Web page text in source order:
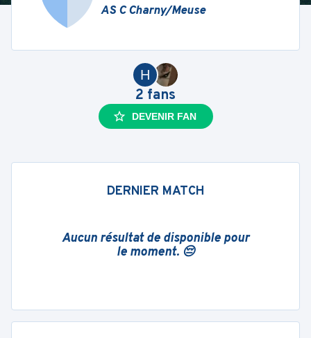
AS C Charny/Meuse
H
2 fans
DEVENIR FAN
DERNIER MATCH
Aucun résultat de disponible pour
le moment. 😔